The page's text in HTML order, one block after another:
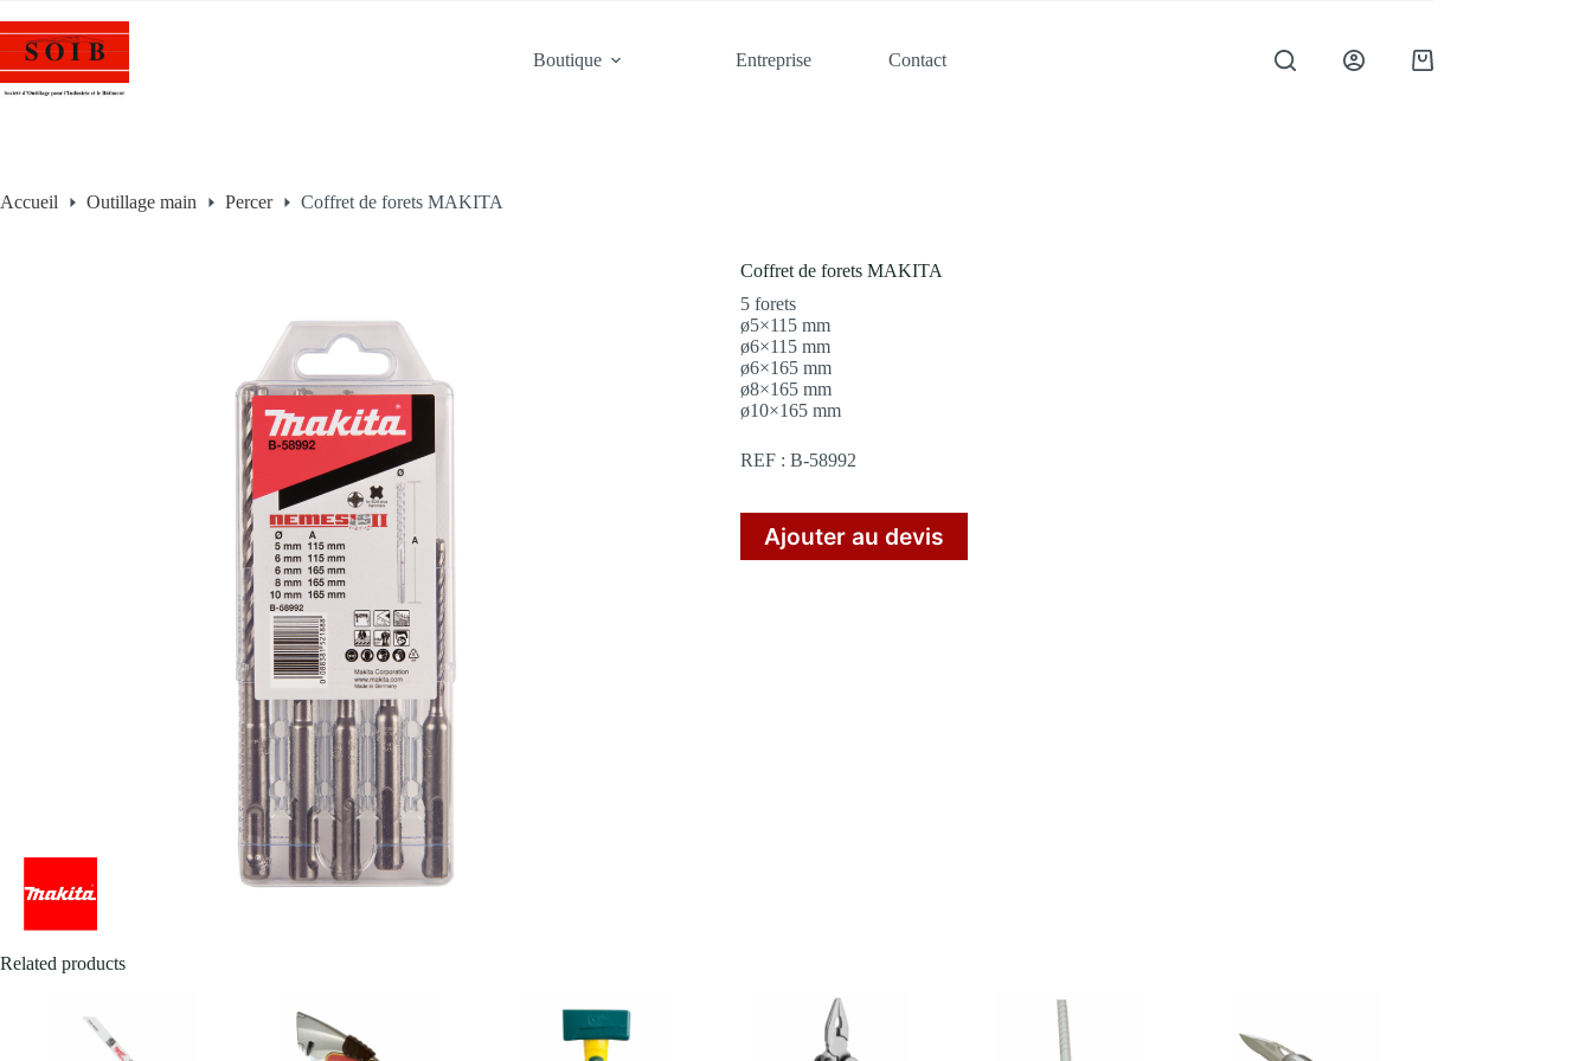
Boutique Entreprise Contact
Accueil Outillage main Percer Coffret de forets MAKITA
Coffret de forets MAKITA
5 forets
ø5×115 mm
ø6×115 mm
ø6×165 mm
ø8×165 mm
ø10×165 mm
REF : B-58992
Ajouter au devis
Related products